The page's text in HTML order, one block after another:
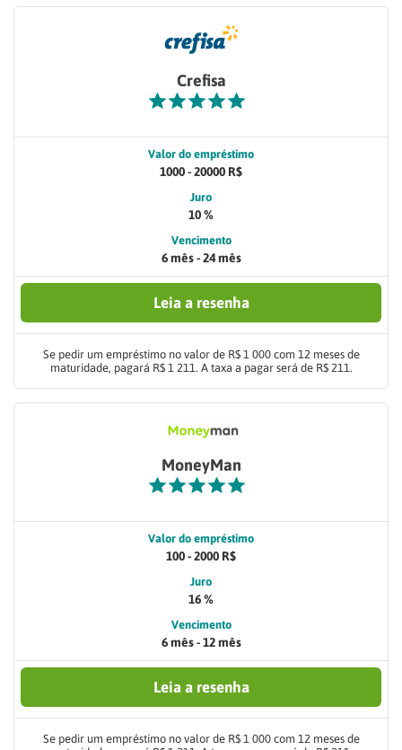
Crefisa
Valor do empréstimo
1000 - 20000 R$
Juro
10 %
Vencimento
6 mês - 24 mês
Leia a resenha
Se pedir um empréstimo no valor de R$ 1 000 com 12 meses de
maturidade, pagará R$ 1 211. A taxa a pagar será de R$ 211.
MoneyMan
Valor do empréstimo
100 - 2000 R$
Juro
16 %
Vencimento
6 mês - 12 mês
Leia a resenha
Se pedir um empréstimo no valor de R$ 1 000 com 12 meses de